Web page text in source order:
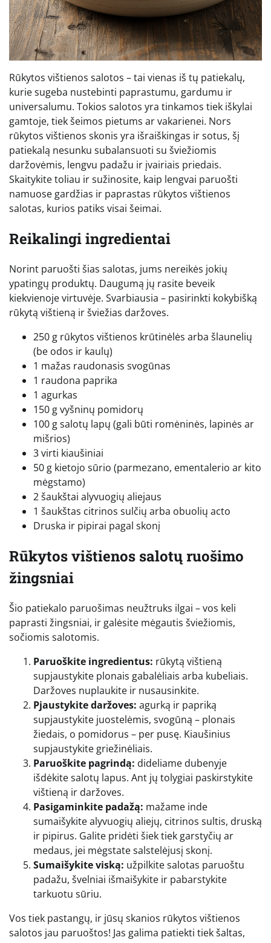
Rūkytos vištienos salotos – tai vienas iš tų patiekalų,
kurie sugeba nustebinti paprastumu, gardumu ir
universalumu. Tokios salotos yra tinkamos tiek iškylai
gamtoje, tiek šeimos pietums ar vakarienei. Nors
rūkytos vištienos skonis yra išraiškingas ir sotus, šį
patiekalą nesunku subalansuoti su šviežiomis
daržovėmis, lengvu padažu ir įvairiais priedais.
Skaitykite toliau ir sužinosite, kaip lengvai paruošti
namuose gardžias ir paprastas rūkytos vištienos
salotas, kurios patiks visai šeimai.
Reikalingi ingredientai
Norint paruošti šias salotas, jums nereikės jokių
ypatingų produktų. Daugumą jų rasite beveik
kiekvienoje virtuvėje. Svarbiausia – pasirinkti kokybišką
rūkytą vištieną ir šviežias daržoves.
250 g rūkytos vištienos krūtinėlės arba šlaunelių
(be odos ir kaulų)
1 mažas raudonasis svogūnas
1 raudona paprika
1 agurkas
150 g vyšninų pomidorų
100 g salotų lapų (gali būti romėninės, lapinės ar
mišrios)
3 virti kiaušiniai
50 g kietojo sūrio (parmezano, ementalerio ar kito
mėgstamo)
2 šaukštai alyvuogių aliejaus
1 šaukštas citrinos sulčių arba obuolių acto
Druska ir pipirai pagal skonį
Rūkytos vištienos salotų ruošimo
žingsniai
Šio patiekalo paruošimas neužtruks ilgai – vos keli
paprasti žingsniai, ir galėsite mėgautis šviežiomis,
sočiomis salotomis.
Paruoškite ingredientus: rūkytą vištieną
supjaustykite plonais gabalėliais arba kubeliais.
Daržoves nuplaukite ir nusausinkite.
Pjaustykite daržoves: agurką ir papriką
supjaustykite juostelėmis, svogūną – plonais
žiedais, o pomidorus – per pusę. Kiaušinius
supjaustykite griežinėliais.
Paruoškite pagrindą: dideliame dubenyje
išdėkite salotų lapus. Ant jų tolygiai paskirstykite
vištieną ir daržoves.
Pasigaminkite padažą: mažame inde
sumaišykite alyvuogių aliejų, citrinos sultis, druską
ir pipirus. Galite pridėti šiek tiek garstyčių ar
medaus, jei mėgstate salstelėjusį skonį.
Sumaišykite viską: užpilkite salotas paruoštu
padažu, švelniai išmaišykite ir pabarstykite
tarkuotu sūriu.
Vos tiek pastangų, ir jūsų skanios rūkytos vištienos
salotos jau paruoštos! Jas galima patiekti tiek šaltas,